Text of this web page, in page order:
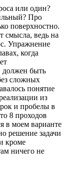
или один?
Про
поверхностно.
смысла, ведь на
Упражнение
когда
должен быть
сложных
понятие
из
и пробелы в
8 проходов
в моем варианте
решение задачи
кроме
ничего не